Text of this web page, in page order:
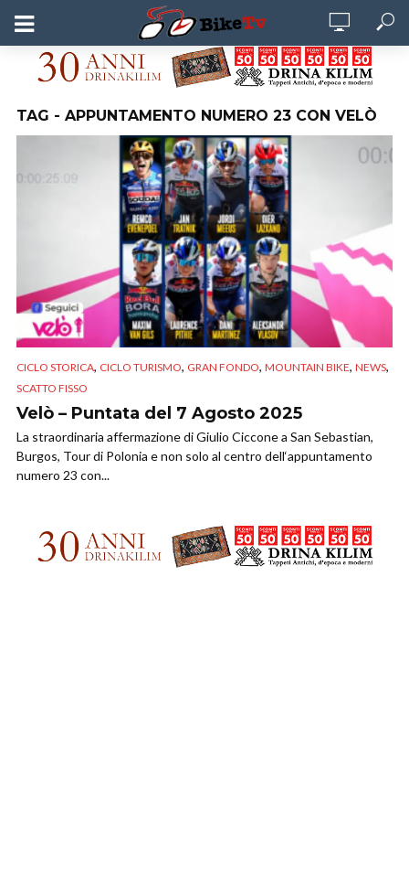
TAG - APPUNTAMENTO NUMERO 23 CON VELÒ
CICLO STORICA, CICLO TURISMO, GRAN FONDO, MOUNTAIN BIKE, NEWS,
SCATTO FISSO
Velò – Puntata del 7 Agosto 2025
La straordinaria affermazione di Giulio Ciccone a San Sebastian,
Burgos, Tour di Polonia e non solo al centro dell‘appuntamento
numero 23 con...